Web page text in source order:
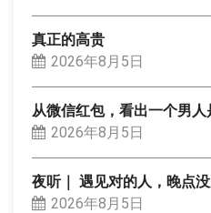
真正的高贵
2026年8月5日
从微信红包，看出一个男人
2026年8月5日
夜听｜ 遇见对的人，晚点
2026年8月5日